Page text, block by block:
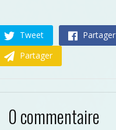
Tweet Partager
Partager
0 commentaire